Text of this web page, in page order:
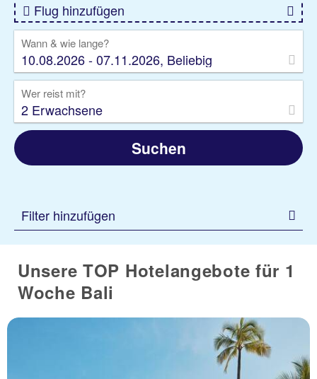
Flug hinzufügen
Wann & wie lange?
10.08.2026 - 07.11.2026, Beliebig
Wer reist mit?
2 Erwachsene
Suchen
Filter hinzufügen
Unsere TOP Hotelangebote für 1
Woche Bali